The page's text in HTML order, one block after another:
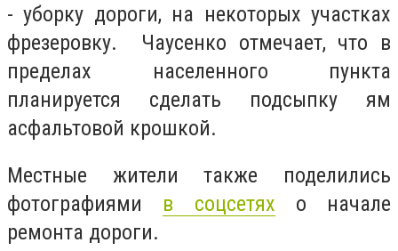
- уборку дороги, на некоторых участках
фрезеровку. Чаусенко отмечает, что в
пределах населенного пункта
планируется сделать подсыпку ям
асфальтовой крошкой.
Местные жители также поделились
фотографиями в соцсетях о начале
ремонта дороги.